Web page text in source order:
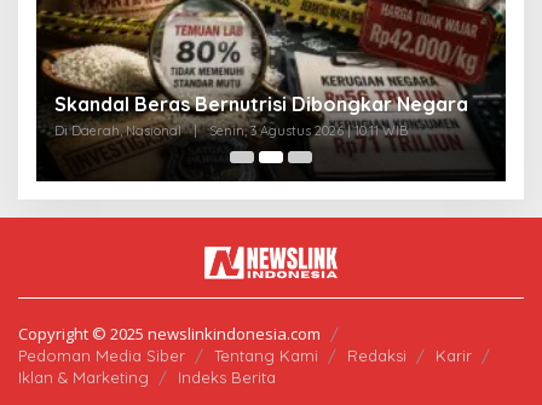
Skandal Beras Bernutrisi Dibongkar Negara
Di Daerah, Nasional | Senin, 3 Agustus 2026 | 10:11 WIB
Copyright © 2025 newslinkindonesia.com
Pedoman Media Siber Tentang Kami Redaksi
Karir
Iklan & Marketing
Indeks Berita